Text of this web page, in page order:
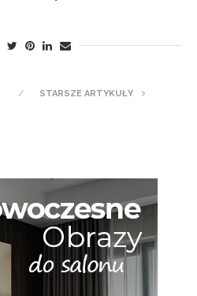
STARSZE ARTYKUŁY